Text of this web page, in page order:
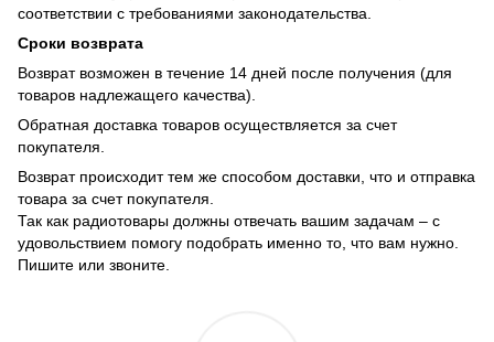
соответствии с требованиями законодательства.
Сроки возврата
Возврат возможен в течение 14 дней после получения (для
товаров надлежащего качества).
Обратная доставка товаров осуществляется за счет
покупателя.
Возврат происходит тем же способом доставки, что и отправка
товара за счет покупателя.
Так как радиотовары должны отвечать вашим задачам – с
удовольствием помогу подобрать именно то, что вам нужно.
Пишите или звоните.